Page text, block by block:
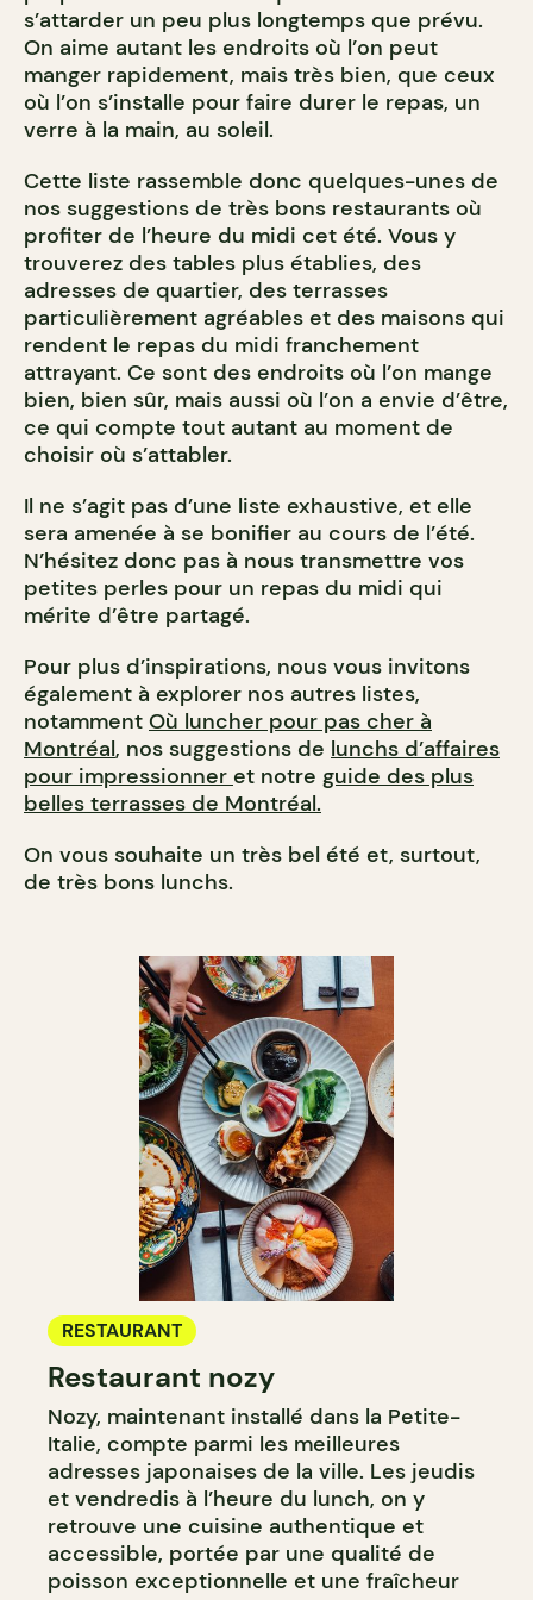
s’attarder un peu plus longtemps que prévu.
On aime autant les endroits où l’on peut
manger rapidement, mais très bien, que ceux
où l’on s’installe pour faire durer le repas, un
verre à la main, au soleil.
Cette liste rassemble donc quelques-unes de
nos suggestions de très bons restaurants où
profiter de l’heure du midi cet été. Vous y
trouverez des tables plus établies, des
adresses de quartier, des terrasses
particulièrement agréables et des maisons qui
rendent le repas du midi franchement
attrayant. Ce sont des endroits où l’on mange
bien, bien sûr, mais aussi où l’on a envie d’être,
ce qui compte tout autant au moment de
choisir où s’attabler.
Il ne s’agit pas d’une liste exhaustive, et elle
sera amenée à se bonifier au cours de l’été.
N’hésitez donc pas à nous transmettre vos
petites perles pour un repas du midi qui
mérite d’être partagé.
Pour plus d’inspirations, nous vous invitons
également à explorer nos autres listes,
notamment Où luncher pour pas cher à
Montréal, nos suggestions de lunchs d’affaires
pour impressionner et notre guide des plus
belles terrasses de Montréal.
On vous souhaite un très bel été et, surtout,
de très bons lunchs.
RESTAURANT
Restaurant nozy
Nozy, maintenant installé dans la Petite-
Italie, compte parmi les meilleures
adresses japonaises de la ville. Les jeudis
et vendredis à l’heure du lunch, on y
retrouve une cuisine authentique et
accessible, portée par une qualité de
poisson exceptionnelle et une fraîcheur